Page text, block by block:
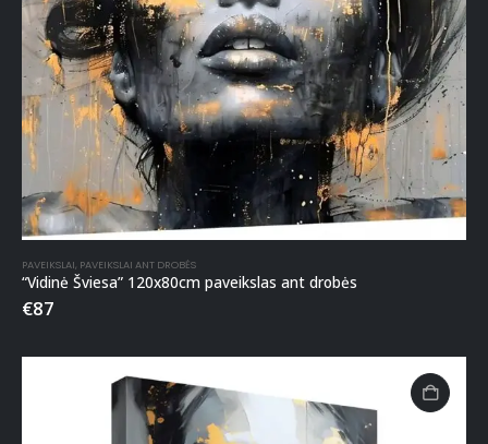
PAVEIKSLAI, PAVEIKSLAI ANT DROBĖS
“Vidinė Šviesa” 120x80cm paveikslas ant drobės
€87